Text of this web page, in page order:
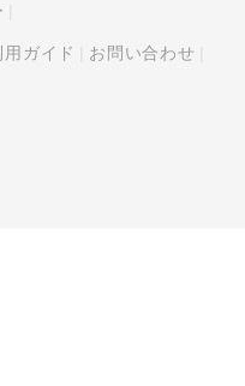
用ガイド お問い合わせ